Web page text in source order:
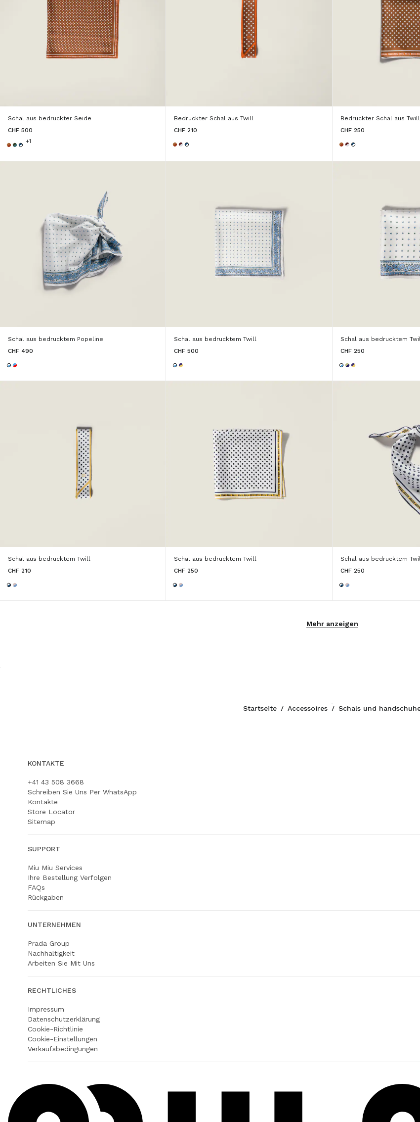
Schal aus bedruckter Seide
CHF 500
+1
Bedruckter Schal aus Twill
CHF 210
Bedruckter Schal aus Twill
CHF 250
Schal aus bedrucktem Popeline
CHF 490
Schal aus bedrucktem Twill
CHF 500
Schal aus bedrucktem
CHF 250
Schal aus bedrucktem Twill
CHF 210
Schal aus bedrucktem Twill
CHF 250
Schal aus bedrucktem
CHF 250
Mehr anzeigen
Startseite / Accessoires / Schals und
KONTAKTE
+41 43 508 3668
Schreiben Sie Uns Per WhatsApp
Kontakte
Store Locator
Sitemap
SUPPORT
Miu Miu Services
Ihre Bestellung Verfolgen
FAQs
Rückgaben
UNTERNEHMEN
Prada Group
Nachhaltigkeit
Arbeiten Sie Mit Uns
RECHTLICHES
Impressum
Datenschutzerklärung
Cookie-Richtlinie
Cookie-Einstellungen
Verkaufsbedingungen